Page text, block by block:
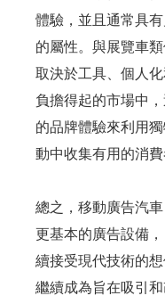
體驗，並且通常具
的屬性。與展覽車
取決於工具、個人
負擔得起的市場中
的品牌體驗來利用
動中收集有用的消費
總之，移動廣告汽
更基本的廣告設備，
續接受現代技術的
繼續成為旨在吸引